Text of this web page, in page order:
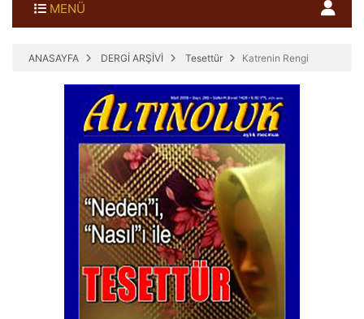
MENÜ
ANASAYFA DERGİ ARŞİVİ Tesettür Katrenin Rengi